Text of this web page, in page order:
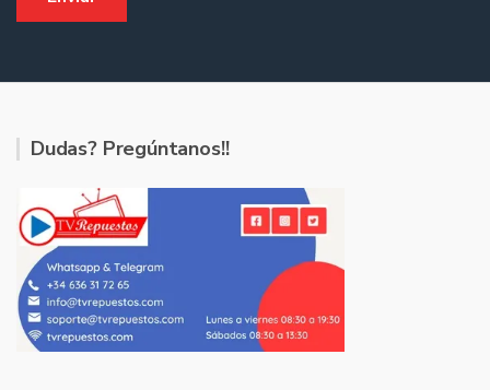
Dudas? Pregúntanos!!